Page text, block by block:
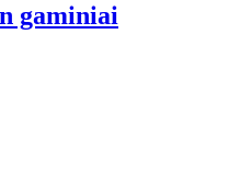
gaminiai